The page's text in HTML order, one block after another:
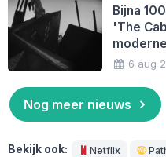
Bijna
'The
6 aug
Nog meer nieuws
Bekijk ook: Netflix